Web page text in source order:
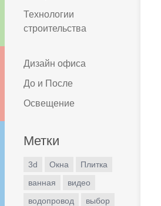
Технологии
строительства
Дизайн офиса
До и После
Освещение
Метки
3d Окна
Плитка
ванная
видео
водопровод
выбор